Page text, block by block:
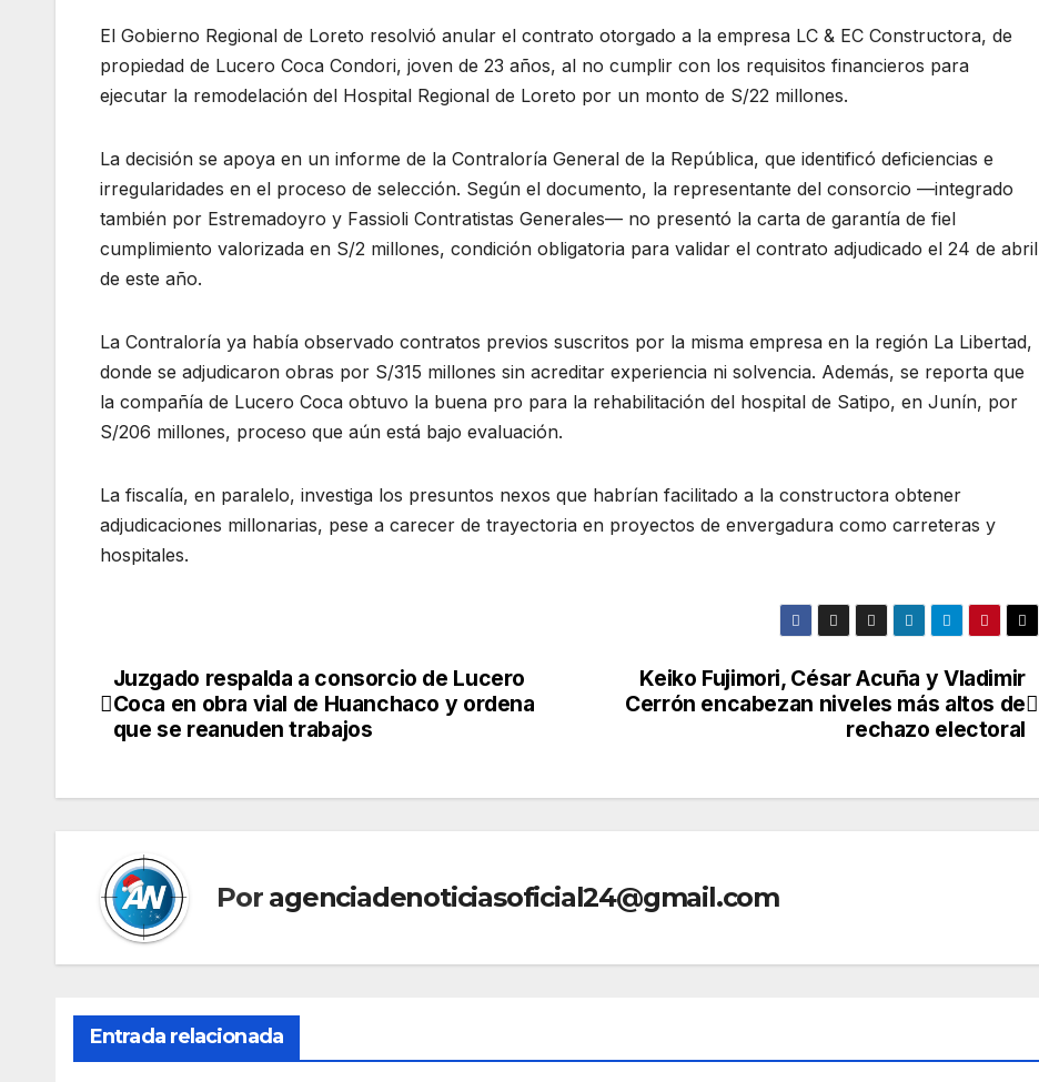
El Gobierno Regional de Loreto resolvió anular el contrato otorgado a la empresa LC & EC Constructora, de
propiedad de Lucero Coca Condori, joven de 23 años, al no cumplir con los requisitos financieros para
ejecutar la remodelación del Hospital Regional de Loreto por un monto de S/22 millones.
La decisión se apoya en un informe de la Contraloría General de la República, que identificó deficiencias e
irregularidades en el proceso de selección. Según el documento, la representante del consorcio —integrado
también por Estremadoyro y Fassioli Contratistas Generales— no presentó la carta de garantía de fiel
cumplimiento valorizada en S/2 millones, condición obligatoria para validar el contrato adjudicado el 24 de abril
de este año.
La Contraloría ya había observado contratos previos suscritos por la misma empresa en la región La Libertad,
donde se adjudicaron obras por S/315 millones sin acreditar experiencia ni solvencia. Además, se reporta que
la compañía de Lucero Coca obtuvo la buena pro para la rehabilitación del hospital de Satipo, en Junín, por
S/206 millones, proceso que aún está bajo evaluación.
La fiscalía, en paralelo, investiga los presuntos nexos que habrían facilitado a la constructora obtener
adjudicaciones millonarias, pese a carecer de trayectoria en proyectos de envergadura como carreteras y
hospitales.
Navegación
de
Keiko Fujimori, César Acuña y Vladimir
Cerrón encabezan niveles más altos de
rechazo electoral
Juzgado respalda a consorcio de Lucero
Coca en obra vial de Huanchaco y ordena
que se reanuden trabajos
Por agenciadenoticiasoficial24@gmail.com
Entrada relacionada